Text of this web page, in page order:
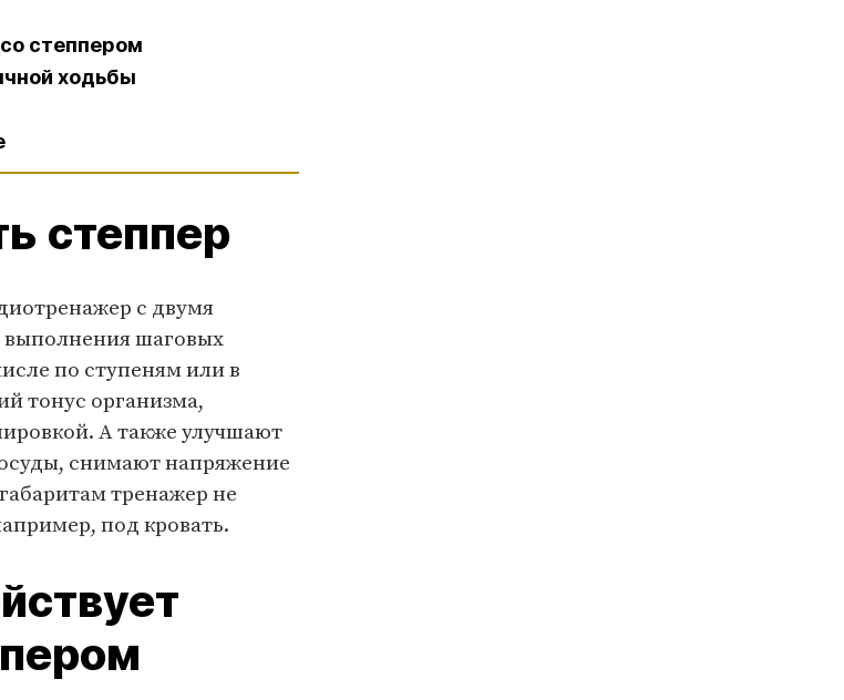
степпером
ходьбы
степпер
с двумя
шаговых
по ступеням или в
тонус организма,
А также улучшают
снимают напряжение
тренажер не
под кровать.